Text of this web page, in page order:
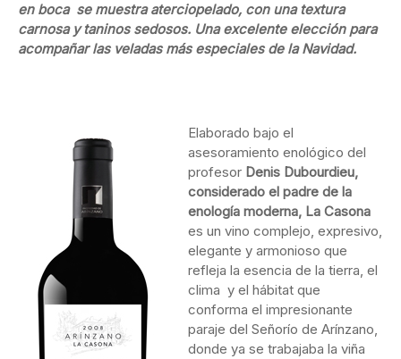
en boca se muestra aterciopelado, con una textura
carnosa y taninos sedosos. Una excelente elección para
acompañar las veladas más especiales de la Navidad.
Elaborado bajo el
asesoramiento enológico del
profesor Denis Dubourdieu,
considerado el padre de la
enología moderna, La Casona
es un vino complejo, expresivo,
elegante y armonioso que
refleja la esencia de la tierra, el
clima y el hábitat que
conforma el impresionante
paraje del Señorío de Arínzano,
donde ya se trabajaba la viña